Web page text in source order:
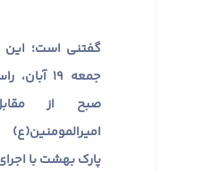
گفتنی است؛
صبح از
پارک بهشت با